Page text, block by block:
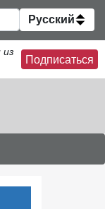
Русский
Подписаться